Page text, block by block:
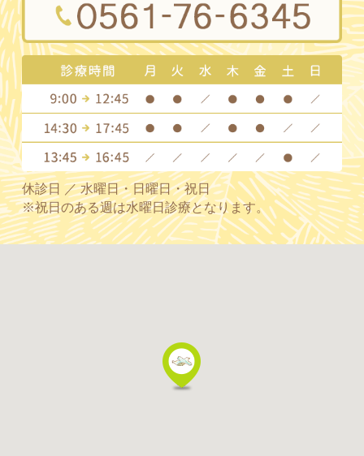
休診日 ／ 水曜日・日曜日・祝日
※祝日のある週は水曜日診療となります。